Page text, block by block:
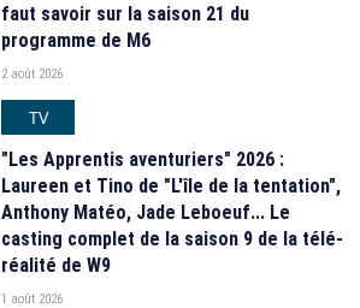
faut savoir sur la saison 21 du
programme de M6
2 août 2026
TV
"Les Apprentis aventuriers" 2026 :
Laureen et Tino de "L'île de la tentation",
Anthony Matéo, Jade Leboeuf... Le
casting complet de la saison 9 de la télé-
réalité de W9
1 août 2026